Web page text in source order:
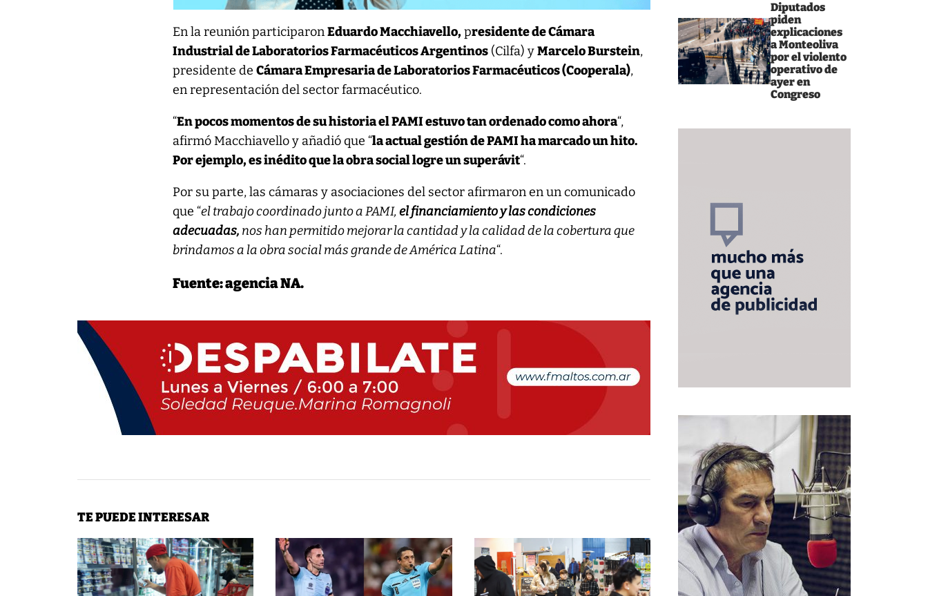
Diputados
piden
explicaciones
a Monteoliva
por el violento
operativo de
ayer en
Congreso
En la reunión participaronEduardo Macchiavello,presidente de Cámara
Industrial de Laboratorios Farmacéuticos Argentinos (Cilfa) yMarcelo Burstein,
presidente deCámara Empresaria de Laboratorios Farmacéuticos (Cooperala),
en representación del sector farmacéutico.
“En pocos momentos de su historia el PAMI estuvo tan ordenado como ahora“,
afirmó Macchiavello y añadió que “la actual gestión de PAMI ha marcado un hito.
Por ejemplo, es inédito que la obra social logre un superávit“.
Por su parte, las cámaras y asociaciones del sector afirmaron en un comunicado
que “el trabajo coordinado junto a PAMI,el financiamiento y las condiciones
adecuadas, nos han permitido mejorar la cantidad y la calidad de la cobertura que
brindamos a la obra social más grande de América Latina“.
Fuente: agencia NA.
TE PUEDE INTERESAR